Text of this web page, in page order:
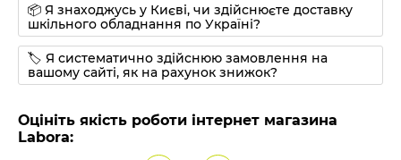
📦 Я знаходжусь у Києві, чи здійснюєте доставку
шкільного обладнання по Україні?
🏷 Я систематично здійснюю замовлення на
вашому сайті, як на рахунок знижок?
Оцініть якість роботи інтернет магазина
Labora: